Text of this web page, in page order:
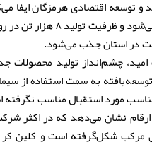
در استان جذب می‌شود.
چشم‌انداز تولید محصولات
که کشورهای توسعه‌یافته به سمت
مورد استقبال مناسب
نشان می‌دهد که در اکثر
شکل‌گرفته است و کلین کر